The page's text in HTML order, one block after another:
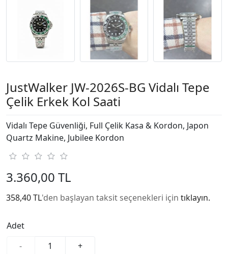
JustWalker JW-2026S-BG Vidalı Tepe
Çelik Erkek Kol Saati
Vidalı Tepe Güvenliği, Full Çelik Kasa & Kordon, Japon
Quartz Makine, Jubilee Kordon
3.360,00 TL
358,40 TL'den başlayan taksit seçenekleri için tıklayın.
Adet
-
+